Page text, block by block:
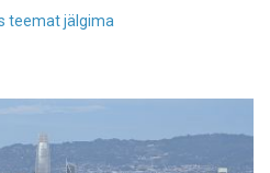
teemat jälgima